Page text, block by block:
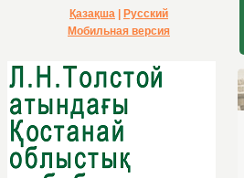
Қазақша
Русский
Мобильная версия